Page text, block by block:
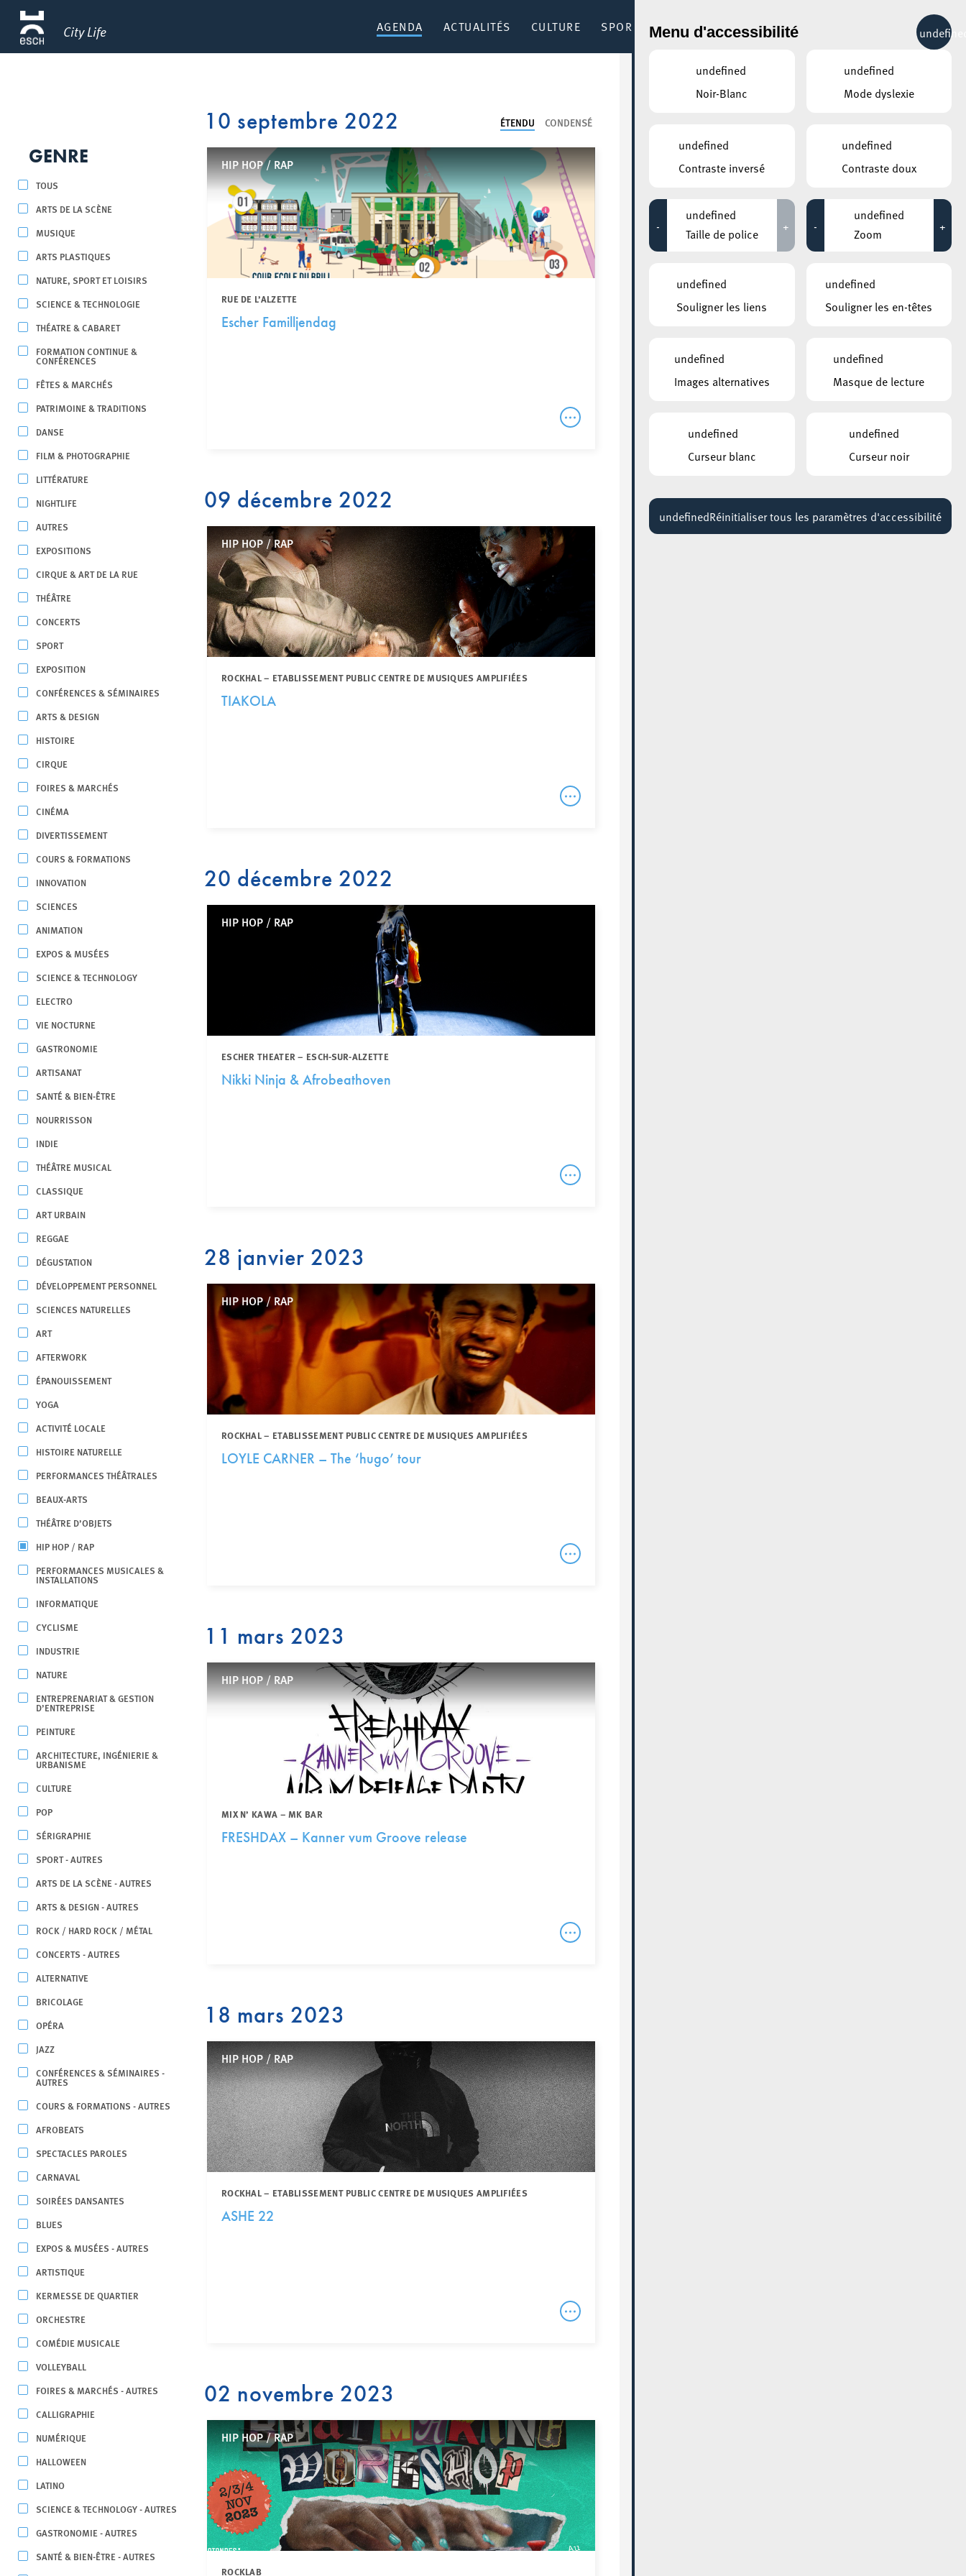
City Life AGENDA ACTUALITÉS CULTURE SPORT & RÉCRÉATION MOBILITÉ
GENRE
TOUS
ARTS DE LA SCÈNE
MUSIQUE
ARTS PLASTIQUES
NATURE, SPORT ET LOISIRS
SCIENCE & TECHNOLOGIE
THÉATRE & CABARET
FORMATION CONTINUE &
CONFÉRENCES
FÊTES & MARCHÉS
PATRIMOINE & TRADITIONS
DANSE
FILM & PHOTOGRAPHIE
LITTÉRATURE
NIGHTLIFE
AUTRES
EXPOSITIONS
CIRQUE & ART DE LA RUE
THÉÂTRE
CONCERTS
SPORT
EXPOSITION
CONFÉRENCES & SÉMINAIRES
ARTS & DESIGN
HISTOIRE
CIRQUE
FOIRES & MARCHÉS
CINÉMA
DIVERTISSEMENT
COURS & FORMATIONS
INNOVATION
SCIENCES
ANIMATION
EXPOS & MUSÉES
SCIENCE & TECHNOLOGY
ELECTRO
VIE NOCTURNE
GASTRONOMIE
ARTISANAT
SANTÉ & BIEN-ÊTRE
NOURRISSON
INDIE
THÉÂTRE MUSICAL
CLASSIQUE
ART URBAIN
REGGAE
DÉGUSTATION
DÉVELOPPEMENT PERSONNEL
SCIENCES NATURELLES
ART
AFTERWORK
ÉPANOUISSEMENT
YOGA
ACTIVITÉ LOCALE
HISTOIRE NATURELLE
PERFORMANCES THÉÂTRALES
BEAUX-ARTS
THÉÂTRE D’OBJETS
HIP HOP / RAP
PERFORMANCES MUSICALES &
INSTALLATIONS
INFORMATIQUE
CYCLISME
INDUSTRIE
NATURE
ENTREPRENARIAT & GESTION
D’ENTREPRISE
PEINTURE
ARCHITECTURE, INGÉNIERIE &
URBANISME
CULTURE
POP
SÉRIGRAPHIE
SPORT - AUTRES
ARTS DE LA SCÈNE - AUTRES
ARTS & DESIGN - AUTRES
ROCK / HARD ROCK / MÉTAL
CONCERTS - AUTRES
ALTERNATIVE
BRICOLAGE
OPÉRA
JAZZ
CONFÉRENCES & SÉMINAIRES -
AUTRES
COURS & FORMATIONS - AUTRES
AFROBEATS
SPECTACLES PAROLES
CARNAVAL
SOIRÉES DANSANTES
BLUES
EXPOS & MUSÉES - AUTRES
ARTISTIQUE
KERMESSE DE QUARTIER
ORCHESTRE
COMÉDIE MUSICALE
VOLLEYBALL
FOIRES & MARCHÉS - AUTRES
CALLIGRAPHIE
NUMÉRIQUE
HALLOWEEN
LATINO
SCIENCE & TECHNOLOGY - AUTRES
GASTRONOMIE - AUTRES
SANTÉ & BIEN-ÊTRE - AUTRES
ÉTENDU CONDENSÉ
10 septembre 2022
HIP HOP / RAP
RUE DE L’ALZETTE
Escher Familljendag
09 décembre 2022
HIP HOP / RAP
ROCKHAL – ETABLISSEMENT PUBLIC CENTRE DE MUSIQUES AMPLIFIÉES
TIAKOLA
20 décembre 2022
HIP HOP / RAP
ESCHER THEATER – ESCH-SUR-ALZETTE
Nikki Ninja & Afrobeathoven
28 janvier 2023
HIP HOP / RAP
ROCKHAL – ETABLISSEMENT PUBLIC CENTRE DE MUSIQUES AMPLIFIÉES
LOYLE CARNER – The ‘hugo’ tour
11 mars 2023
HIP HOP / RAP
MIX N’ KAWA – MK BAR
FRESHDAX – Kanner vum Groove release
18 mars 2023
HIP HOP / RAP
ROCKHAL – ETABLISSEMENT PUBLIC CENTRE DE MUSIQUES AMPLIFIÉES
ASHE 22
02 novembre 2023
HIP HOP / RAP
ROCKLAB
ÉVÉNEMENTS CONTINUS
11 JUILLET 2020
Leo Capus
Jusqu'au 25 juillet
MBSR – Conference Mindfulness
30°C
Menu d'accessibilité
undefined
Noir-Blanc
undefined
Mode dyslexie
undefined
Contraste inversé
undefined
Contraste doux
-
undefined
Taille de police
+ -
undefined
Zoom
+
undefined
Souligner les liens
undefined
Souligner les en-têtes
undefined
Images alternatives
undefined
Masque de lecture
undefined
Curseur blanc
undefined
Curseur noir
undefinedRéinitialiser tous les paramètres d'accessibilité